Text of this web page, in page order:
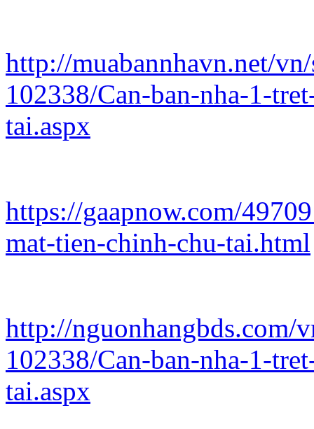
http://muabannhavn.net/
102338/Can-ban-nha-1-
tai.aspx
https://gaapnow.com/
mat-tien-chinh-chu-tai.html
http://nguonhangbds.com/
102338/Can-ban-nha-1-
tai.aspx